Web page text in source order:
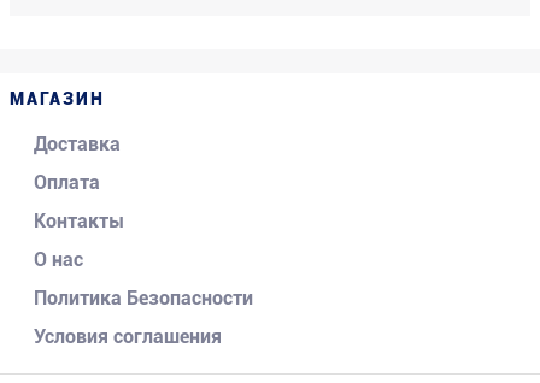
МАГАЗИН
Доставка
Оплата
Контакты
О нас
Политика Безопасности
Условия соглашения